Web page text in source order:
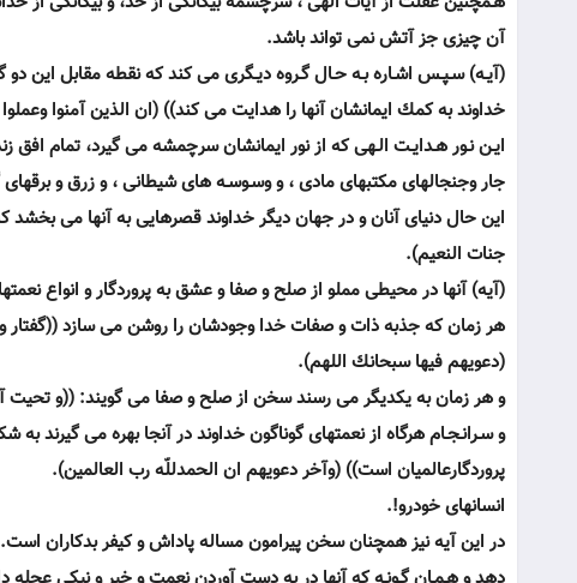
آن چيزى جز آتش نمى تواند باشد.
(آيـه) سـپـس اشـاره بـه حـال گـروه ديـگرى مى كند كه نقطه مقابل اين
خداوند به كمك ايمانشان آنها را هدايت مى كند)) (ان الذين آمنوا
ايـن نـور هـدايـت الـهى كه از نور ايمانشان سرچمشه مى گيرد، تمام
جار وجنجالهاى مكتبهاى مادى ، و وسـوسـه هاى شيطانى ، و زرق و برقهاى
اين حال دنياى آنان و در جهان ديگر خداوند قصرهايى به آنها مى
جنات النعيم).
(آيه) آنها در محيطى مملو از صلح و صفا و عشق به پروردگار و انواع
هر زمان كه جذبه ذات و صفات خدا وجودشان را روشن مى سازد ((گفتار
(دعويهم فيها سبحانك اللهم).
و هر زمان به يكديگر مى رسند سخن از صلح و صفا مى گويند: ((و تحيت
و سـرانـجـام هرگاه از نعمتهاى گوناگون خداوند در آنجا بهره مى
پروردگارعالميان است)) (وآخر دعويهم ان الحمدللّه رب العالمين).
انسانهاى خودرو!.
در اين آيه نيز همچنان سخن پيرامون مساله پاداش و كيفر بدكاران است.